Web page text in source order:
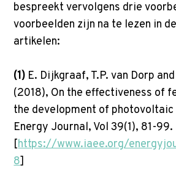
bespreekt vervolgens drie
voorbeelden zijn na te lezen in
artikelen:
(1) E. Dijkgraaf, T.P. van Dorp
(2018), On the effectiveness of
the development of photovoltaic
Energy Journal, Vol 39(1), 81-99.
[https://www.iaee.org/
8]